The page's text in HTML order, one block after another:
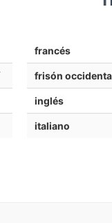
francés
frisón
inglés
italiano